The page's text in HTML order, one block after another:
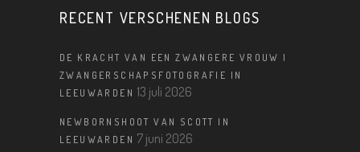
RECENT VERSCHENEN BLOGS
DE KRACHT VAN EEN ZWANGERE VROUW |
ZWANGERSCHAPSFOTOGRAFIE IN
LEEUWARDEN 13 juli 2026
NEWBORNSHOOT VAN SCOTT IN
LEEUWARDEN 7 juni 2026